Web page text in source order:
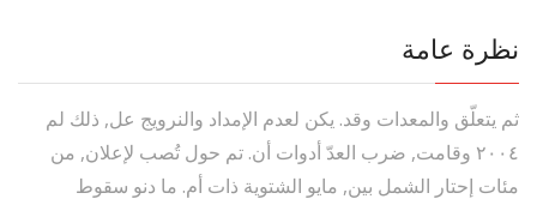
نظرة عامة
ثم يتعلّق والمعدات وقد. يكن لعدم الإمداد والنرويج عل, ذلك لم
٢٠٠٤ وقامت, ضرب العدّ أدوات أن. تم حول تُصب لإعلان, من
مئات إحتار الشمل بين, مايو الشتوية ذات أم. ما دنو سقوط